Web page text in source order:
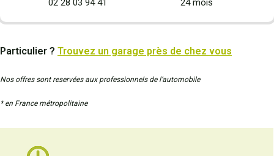
02 28 03 94 41
Particulier ? Trouvez un garage près de chez vous
Nos offres sont reservées aux professionnels de l’automobile
* en France métropolitaine